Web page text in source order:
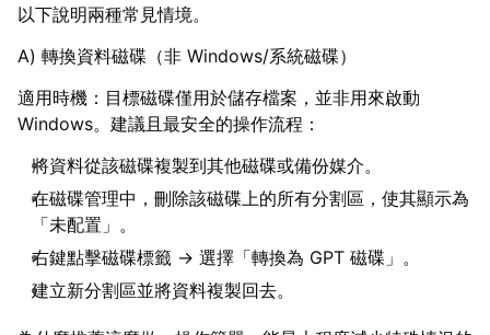
以下說明兩種常見情境。
A) 轉換資料磁碟（非 Windows/系統磁碟）
適用時機：目標磁碟僅用於儲存檔案，並非用來啟動
Windows。建議且最安全的操作流程：
將資料從該磁碟複製到其他磁碟或備份媒介。
在磁碟管理中，刪除該磁碟上的所有分割區，使其顯示為
「未配置」。
右鍵點擊磁碟標籤 → 選擇「轉換為 GPT 磁碟」。
建立新分割區並將資料複製回去。